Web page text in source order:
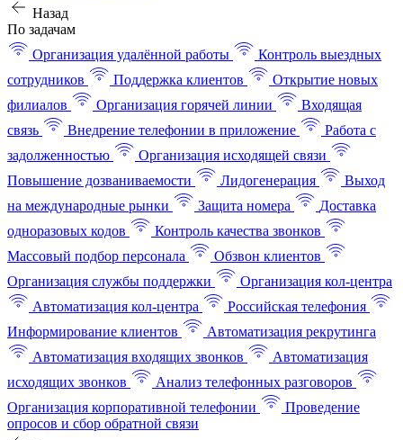
Назад
По задачам
Организация удалённой работы
Контроль выездных
сотрудников
Поддержка клиентов
Открытие новых
филиалов
Организация горячей линии
Входящая
связь
Внедрение телефонии в приложение
Работа с
задолженностью
Организация исходящей связи
Повышение дозваниваемости
Лидогенерация
Выход
на международные рынки
Защита номера
Доставка
одноразовых кодов
Контроль качества звонков
Массовый подбор персонала
Обзвон клиентов
Организация службы поддержки
Организация кол-центра
Автоматизация кол-центра
Российская телефония
Информирование клиентов
Автоматизация рекрутинга
Автоматизация входящих звонков
Автоматизация
исходящих звонков
Анализ телефонных разговоров
Организация корпоративной телефонии
Проведение
опросов и сбор обратной связи